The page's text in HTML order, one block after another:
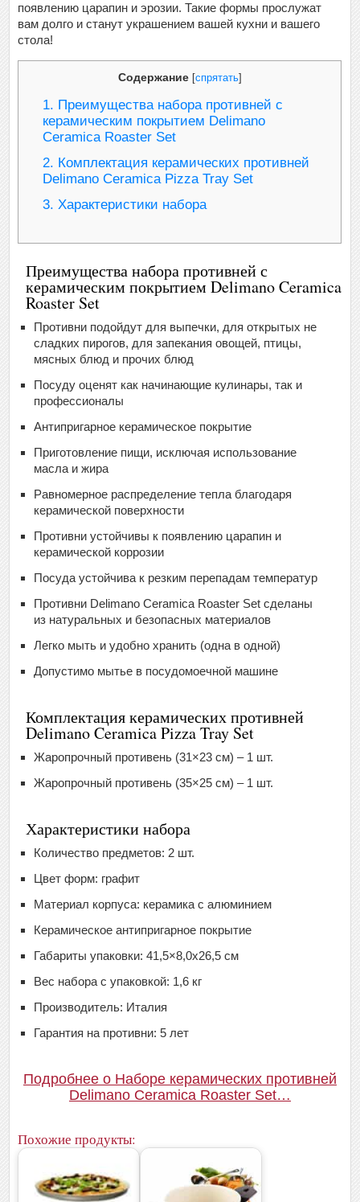
появлению царапин и эрозии. Такие формы прослужат
вам долго и станут украшением вашей кухни и вашего
стола!
Содержание [спрятать]
1. Преимущества набора противней с
керамическим покрытием Delimano
Ceramica Roaster Set
2. Комплектация керамических противней
Delimano Ceramica Pizza Tray Set
3. Характеристики набора
Преимущества набора противней с
керамическим покрытием Delimano Ceramica
Roaster Set
Противни подойдут для выпечки, для открытых не
сладких пирогов, для запекания овощей, птицы,
мясных блюд и прочих блюд
Посуду оценят как начинающие кулинары, так и
профессионалы
Антипригарное керамическое покрытие
Приготовление пищи, исключая использование
масла и жира
Равномерное распределение тепла благодаря
керамической поверхности
Противни устойчивы к появлению царапин и
керамической коррозии
Посуда устойчива к резким перепадам температур
Противни Delimano Ceramica Roaster Set сделаны
из натуральных и безопасных материалов
Легко мыть и удобно хранить (одна в одной)
Допустимо мытье в посудомоечной машине
Комплектация керамических противней
Delimano Ceramica Pizza Tray Set
Жаропрочный противень (31×23 см) – 1 шт.
Жаропрочный противень (35×25 см) – 1 шт.
Характеристики набора
Количество предметов: 2 шт.
Цвет форм: графит
Материал корпуса: керамика с алюминием
Керамическое антипригарное покрытие
Габариты упаковки: 41,5×8,0x26,5 см
Вес набора с упаковкой: 1,6 кг
Производитель: Италия
Гарантия на противни: 5 лет
Подробнее о Наборе керамических противней
Delimano Ceramica Roaster Set…
Похожие продукты: